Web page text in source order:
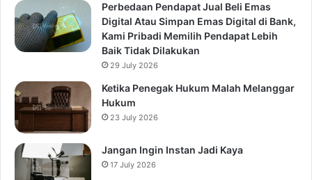
Perbedaan Pendapat Jual Beli Emas
Digital Atau Simpan Emas Digital di Bank,
Kami Pribadi Memilih Pendapat Lebih
Baik Tidak Dilakukan
29 July 2026
Ketika Penegak Hukum Malah Melanggar
Hukum
23 July 2026
Jangan Ingin Instan Jadi Kaya
17 July 2026